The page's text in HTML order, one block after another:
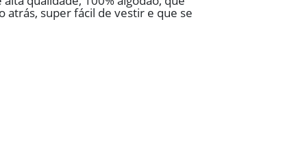
super fácil de vestir e que se